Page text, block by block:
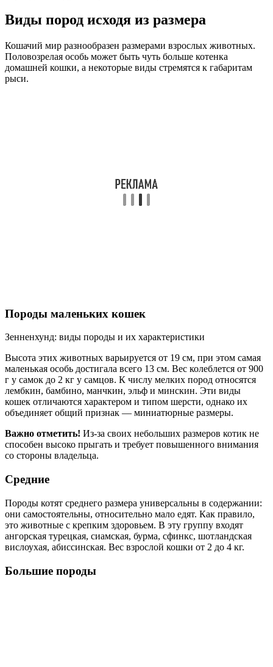
Виды пород исходя из размера
Кошачий мир разнообразен размерами взрослых животных.
Половозрелая особь может быть чуть больше котенка
домашней кошки, а некоторые виды стремятся к габаритам
рыси.
Породы маленьких кошек
Зенненхунд: виды породы и их характеристики
Высота этих животных варьируется от 19 см, при этом самая
маленькая особь достигала всего 13 см. Вес колеблется от 900
г у самок до 2 кг у самцов. К числу мелких пород относятся
лембкин, бамбино, манчкин, эльф и минскин. Эти виды
кошек отличаются характером и типом шерсти, однако их
объединяет общий признак — миниатюрные размеры.
Важно отметить! Из-за своих небольших размеров котик не
способен высоко прыгать и требует повышенного внимания
со стороны владельца.
Средние
Породы котят среднего размера универсальны в содержании:
они самостоятельны, относительно мало едят. Как правило,
это животные с крепким здоровьем. В эту группу входят
ангорская турецкая, сиамская, бурма, сфинкс, шотландская
вислоухая, абиссинская. Вес взрослой кошки от 2 до 4 кг.
Большие породы